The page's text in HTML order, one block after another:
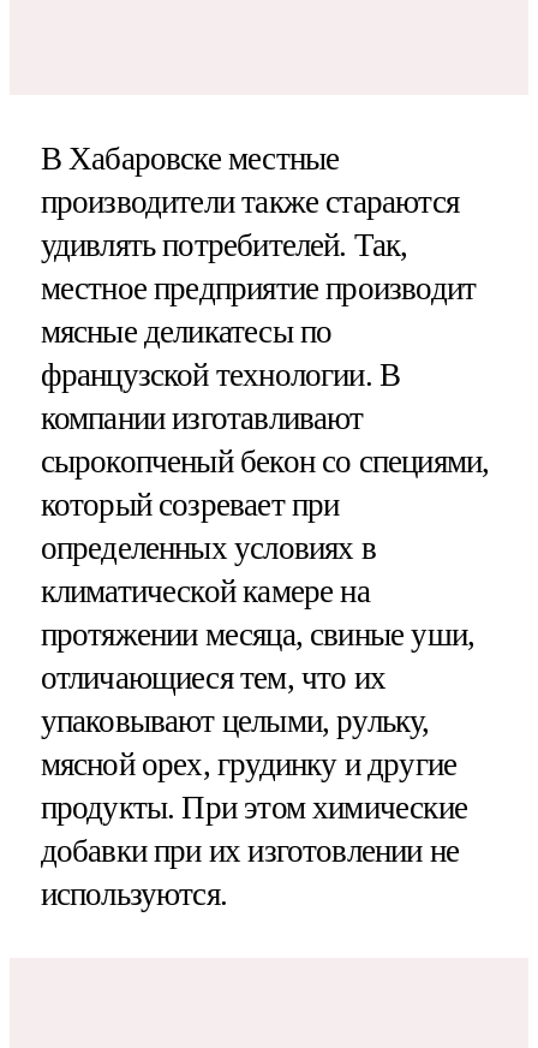
В Хабаровске местные
производители также стараются
удивлять потребителей. Так,
местное предприятие производит
мясные деликатесы по
французской технологии. В
компании изготавливают
сырокопченый бекон со специями,
который созревает при
определенных условиях в
климатической камере на
протяжении месяца, свиные уши,
отличающиеся тем, что их
упаковывают целыми, рульку,
мясной орех, грудинку и другие
продукты. При этом химические
добавки при их изготовлении не
используются.